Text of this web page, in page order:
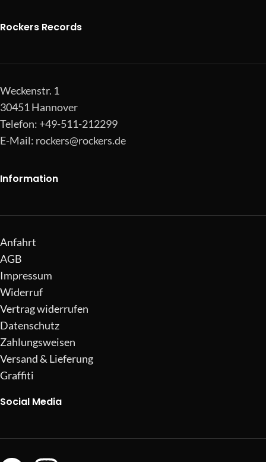
Rockers Records
Weckenstr. 1
30451 Hannover
Telefon: +49-511-212299
E-Mail: rockers@rockers.de
Information
Anfahrt
AGB
Impressum
Widerruf
Vertrag widerrufen
Datenschutz
Zahlungsweisen
Versand & Lieferung
Graffiti
Social Media